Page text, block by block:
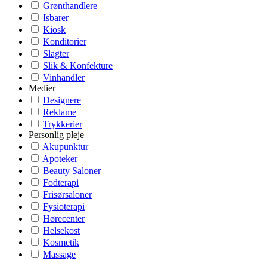
Grønthandlere
Isbarer
Kiosk
Konditorier
Slagter
Slik & Konfekture
Vinhandler
Medier
Designere
Reklame
Trykkerier
Personlig pleje
Akupunktur
Apoteker
Beauty Saloner
Fodterapi
Frisørsaloner
Fysioterapi
Hørecenter
Helsekost
Kosmetik
Massage